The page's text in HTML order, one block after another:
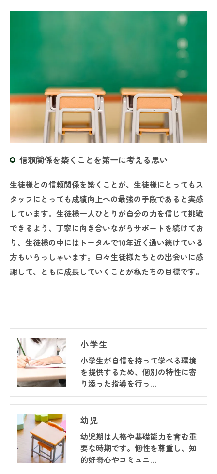
信頼関係を築くことを第一に考える思い
生徒様との信頼関係を築くことが、生徒様にとってもス
タッフにとっても成績向上への最強の手段であると実感
しています。生徒様一人ひとりが自分の力を信じて挑戦
できるよう、丁寧に向き合いながらサポートを続けてお
り、生徒様の中にはトータルで10年近く通い続けている
方もいらっしゃいます。日々生徒様たちとの出会いに感
謝して、ともに成長していくことが私たちの目標です。
小学生
小学生が自信を持って学べる環境
を提供するため、個別の特性に寄
り添った指導を行っ…
幼児
幼児期は人格や基礎能力を育む重
要な時期です。個性を尊重し、知
的好奇心やコミュニ…